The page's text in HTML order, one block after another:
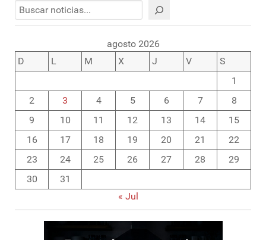
Buscar
agosto 2026
D
L M X J V
S
1
2
3 4 5 6 7
8
9
10 11 12 13 14
15
16
17 18 19 20 21
22
23
24 25 26 27 28
29
30
31
« Jul